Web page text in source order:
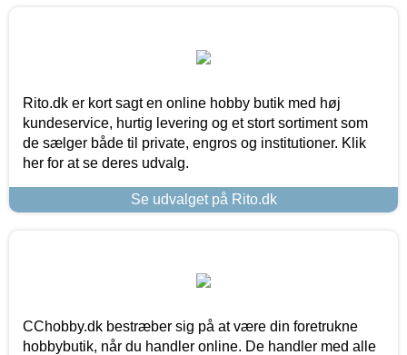
Rito.dk er kort sagt en online hobby butik med høj
kundeservice, hurtig levering og et stort sortiment som
de sælger både til private, engros og institutioner. Klik
her for at se deres udvalg.
Se udvalget på Rito.dk
CChobby.dk bestræber sig på at være din foretrukne
hobbybutik, når du handler online. De handler med alle